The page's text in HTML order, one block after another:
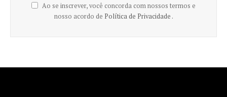
Ao se inscrever, você concorda com nossos termos e
nosso acordo de Política de Privacidade .